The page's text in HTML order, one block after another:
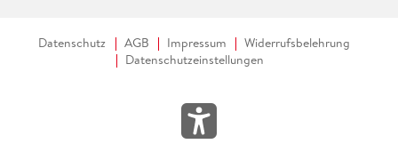
Datenschutz AGB Impressum
Widerrufsbelehrung
Datenschutzeinstellungen